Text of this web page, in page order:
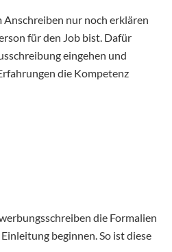
Anschreiben nur noch erklären
für den Job bist. Dafür
eingehen und
die Kompetenz
die Formalien
beginnen. So ist diese